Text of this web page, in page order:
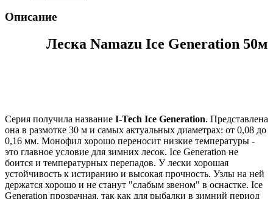
Описание
Леска Namazu Ice Generation 50м
Серия получила название I-Tech Ice Generation. Представлена
она в размотке 30 м и самых актуальных диаметрах: от 0,08 до
0,16 мм. Монофил хорошо переносит низкие температуры -
это главное условие для зимних лесок. Ice Generation не
боится и температурных перепадов. У лески хорошая
устойчивость к истиранию и высокая прочность. Узлы на ней
держатся хорошо и не станут "слабым звеном" в оснастке. Ice
Generation прозрачная, так как для рыбалки в зимний период